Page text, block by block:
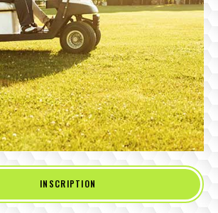
INSCRIPTION